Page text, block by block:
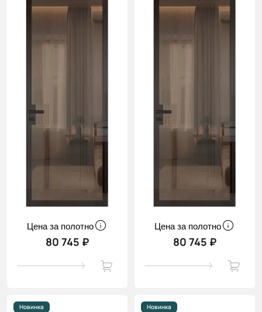
Цена за полотно
80 745 ₽
Цена за полотно
80 745 ₽
Новинка Новинка